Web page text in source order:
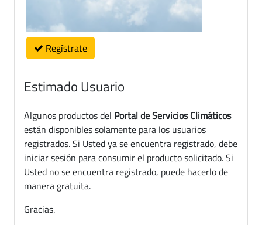
Regístrate
Estimado Usuario
Algunos productos del Portal de Servicios Climáticos
están disponibles solamente para los usuarios
registrados. Si Usted ya se encuentra registrado, debe
iniciar sesión para consumir el producto solicitado. Si
Usted no se encuentra registrado, puede hacerlo de
manera gratuita.
Gracias.